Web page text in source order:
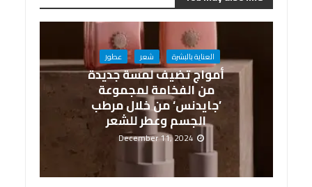
العناية بالبشرة شعر عطور
أمواج تضيف لمسة جديدة
من الفخامة لمجموعة
’جايدنس‘ من خلال مرطب
الجسم وعطر للشعر
December 11, 2024